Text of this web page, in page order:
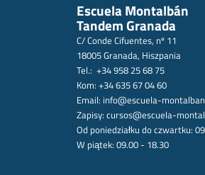
Escuela Montalbán
Tandem Granada
C/ Conde Cifuentes, nº 11
18005 Granada, Hiszpania
Tel.: +34 958 25 68 75
Kom: +34 635 67 04 60
Email: info@escuela-
Zapisy: cursos@escuela-
Od poniedziałku do czwartku:
W piątek: 09.00 - 18.30